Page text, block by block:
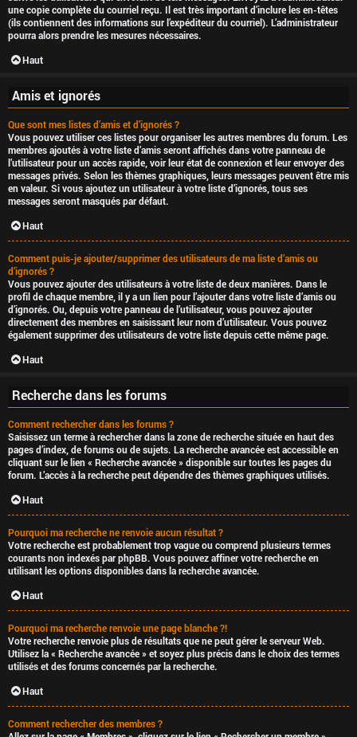
une copie complète du courriel reçu. Il est très important d’inclure les en-têtes
(ils contiennent des informations sur l’expéditeur du courriel). L’administrateur
pourra alors prendre les mesures nécessaires.
Haut
Amis et ignorés
Que sont mes listes d’amis et d’ignorés ?
Vous pouvez utiliser ces listes pour organiser les autres membres du forum. Les
membres ajoutés à votre liste d’amis seront affichés dans votre panneau de
l’utilisateur pour un accès rapide, voir leur état de connexion et leur envoyer des
messages privés. Selon les thèmes graphiques, leurs messages peuvent être mis
en valeur. Si vous ajoutez un utilisateur à votre liste d’ignorés, tous ses
messages seront masqués par défaut.
Haut
Comment puis-je ajouter/supprimer des utilisateurs de ma liste d’amis ou
d’ignorés ?
Vous pouvez ajouter des utilisateurs à votre liste de deux manières. Dans le
profil de chaque membre, il y a un lien pour l’ajouter dans votre liste d’amis ou
d’ignorés. Ou, depuis votre panneau de l’utilisateur, vous pouvez ajouter
directement des membres en saisissant leur nom d’utilisateur. Vous pouvez
également supprimer des utilisateurs de votre liste depuis cette même page.
Haut
Recherche dans les forums
Comment rechercher dans les forums ?
Saisissez un terme à rechercher dans la zone de recherche située en haut des
pages d’index, de forums ou de sujets. La recherche avancée est accessible en
cliquant sur le lien « Recherche avancée » disponible sur toutes les pages du
forum. L’accès à la recherche peut dépendre des thèmes graphiques utilisés.
Haut
Pourquoi ma recherche ne renvoie aucun résultat ?
Votre recherche est probablement trop vague ou comprend plusieurs termes
courants non indexés par phpBB. Vous pouvez affiner votre recherche en
utilisant les options disponibles dans la recherche avancée.
Haut
Pourquoi ma recherche renvoie une page blanche ?!
Votre recherche renvoie plus de résultats que ne peut gérer le serveur Web.
Utilisez la « Recherche avancée » et soyez plus précis dans le choix des termes
utilisés et des forums concernés par la recherche.
Haut
Comment rechercher des membres ?